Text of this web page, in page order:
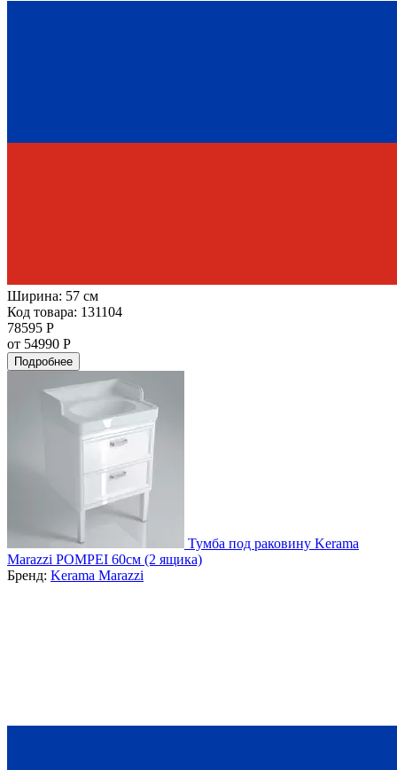
Ширина: 57 см
Код товара: 131104
78595 Р
от 54990 Р
Подробнее
Тумба под раковину Kerama
Marazzi POMPEI 60см (2 ящика)
Бренд: Kerama Marazzi